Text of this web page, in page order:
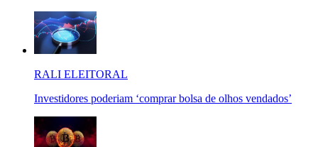
RALI ELEITORAL
Investidores poderiam ‘comprar bolsa de olhos vendados’